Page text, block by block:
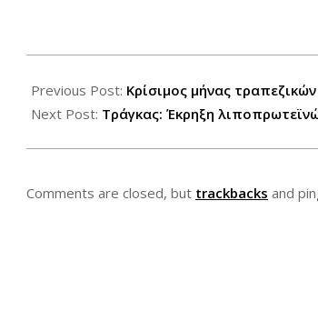
08-
18
Previous Post: Κρίσιμος μήνας
Next Post: Τράγκας: Έκρηξη
Comments are closed, but trackbacks and